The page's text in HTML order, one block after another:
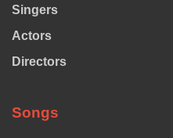
Singers
Actors
Directors
Songs